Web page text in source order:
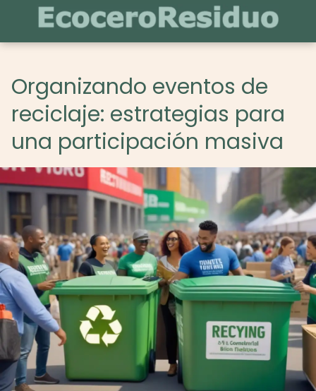
Organizando eventos de
reciclaje: estrategias para
una participación masiva